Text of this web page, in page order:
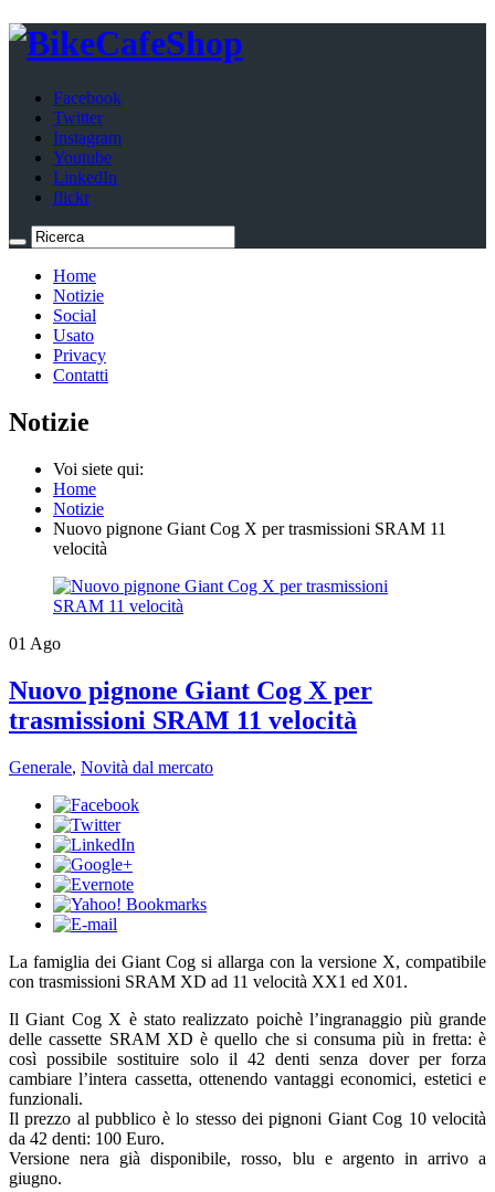
Facebook
Twitter
Instagram
Youtube
LinkedIn
flickr
Home
Notizie
Social
Usato
Privacy
Contatti
Notizie
Voi siete qui:
Home
Notizie
Nuovo pignone Giant Cog X per trasmissioni SRAM 11
velocità
01 Ago
Nuovo pignone Giant Cog X per
trasmissioni SRAM 11 velocità
Generale, Novità dal mercato
​La famiglia dei Giant Cog si allarga con la versione X, compatibile
con trasmissioni SRAM XD ad 11 velocità XX1 ed X01.
Il Giant Cog X è stato realizzato poichè l’ingranaggio più grande
delle cassette SRAM XD è quello che si consuma più in fretta: è
così possibile sostituire solo il 42 denti senza dover per forza
cambiare l’intera cassetta, ottenendo vantaggi economici, estetici e
funzionali.
Il prezzo al pubblico è lo stesso dei pignoni Giant Cog 10 velocità
da 42 denti: 100 Euro.
Versione nera già disponibile, rosso, blu e argento in arrivo a
giugno.